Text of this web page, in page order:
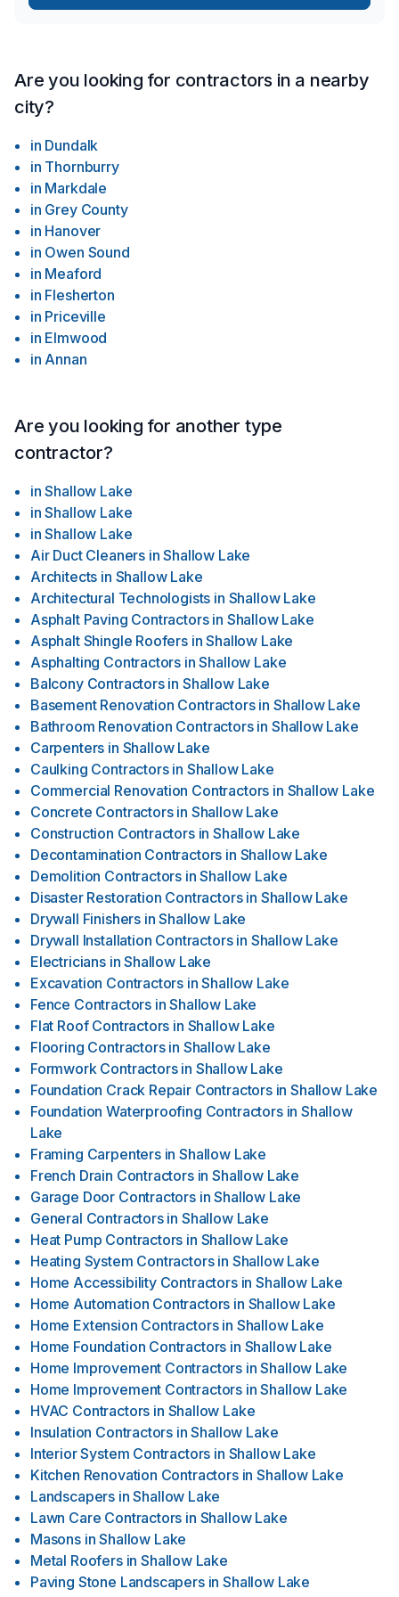
Are you looking for contractors in a nearby
city?
in Dundalk
in Thornburry
in Markdale
in Grey County
in Hanover
in Owen Sound
in Meaford
in Flesherton
in Priceville
in Elmwood
in Annan
Are you looking for another type
contractor?
in Shallow Lake
in Shallow Lake
in Shallow Lake
Air Duct Cleaners in Shallow Lake
Architects in Shallow Lake
Architectural Technologists in Shallow Lake
Asphalt Paving Contractors in Shallow Lake
Asphalt Shingle Roofers in Shallow Lake
Asphalting Contractors in Shallow Lake
Balcony Contractors in Shallow Lake
Basement Renovation Contractors in Shallow Lake
Bathroom Renovation Contractors in Shallow Lake
Carpenters in Shallow Lake
Caulking Contractors in Shallow Lake
Commercial Renovation Contractors in Shallow Lake
Concrete Contractors in Shallow Lake
Construction Contractors in Shallow Lake
Decontamination Contractors in Shallow Lake
Demolition Contractors in Shallow Lake
Disaster Restoration Contractors in Shallow Lake
Drywall Finishers in Shallow Lake
Drywall Installation Contractors in Shallow Lake
Electricians in Shallow Lake
Excavation Contractors in Shallow Lake
Fence Contractors in Shallow Lake
Flat Roof Contractors in Shallow Lake
Flooring Contractors in Shallow Lake
Formwork Contractors in Shallow Lake
Foundation Crack Repair Contractors in Shallow Lake
Foundation Waterproofing Contractors in Shallow
Lake
Framing Carpenters in Shallow Lake
French Drain Contractors in Shallow Lake
Garage Door Contractors in Shallow Lake
General Contractors in Shallow Lake
Heat Pump Contractors in Shallow Lake
Heating System Contractors in Shallow Lake
Home Accessibility Contractors in Shallow Lake
Home Automation Contractors in Shallow Lake
Home Extension Contractors in Shallow Lake
Home Foundation Contractors in Shallow Lake
Home Improvement Contractors in Shallow Lake
Home Improvement Contractors in Shallow Lake
HVAC Contractors in Shallow Lake
Insulation Contractors in Shallow Lake
Interior System Contractors in Shallow Lake
Kitchen Renovation Contractors in Shallow Lake
Landscapers in Shallow Lake
Lawn Care Contractors in Shallow Lake
Masons in Shallow Lake
Metal Roofers in Shallow Lake
Paving Stone Landscapers in Shallow Lake